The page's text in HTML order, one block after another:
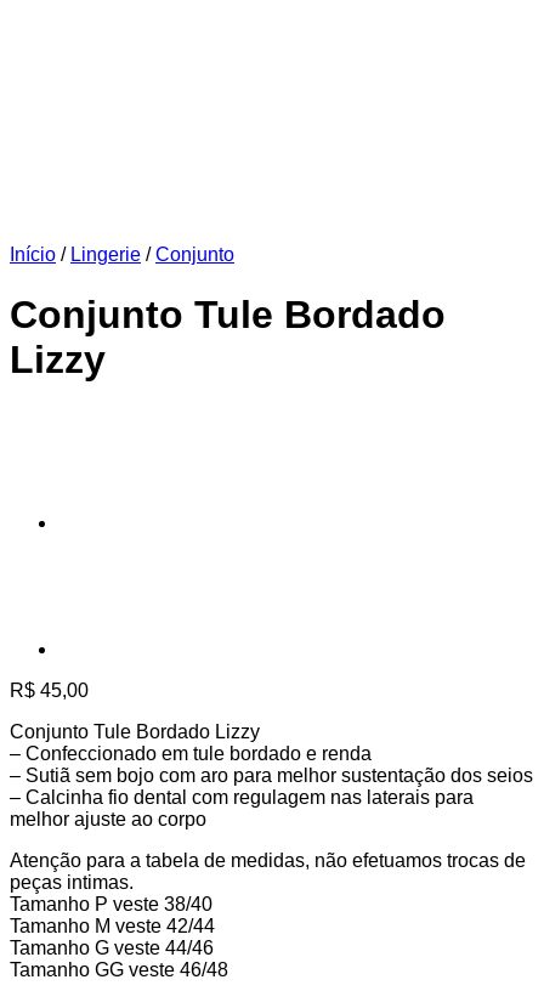
Início / Lingerie / Conjunto
Conjunto Tule Bordado
Lizzy
R$ 45,00
Conjunto Tule Bordado Lizzy
– Confeccionado em tule bordado e renda
– Sutiã sem bojo com aro para melhor sustentação dos seios
– Calcinha fio dental com regulagem nas laterais para
melhor ajuste ao corpo
Atenção para a tabela de medidas, não efetuamos trocas de
peças intimas.
Tamanho P veste 38/40
Tamanho M veste 42/44
Tamanho G veste 44/46
Tamanho GG veste 46/48